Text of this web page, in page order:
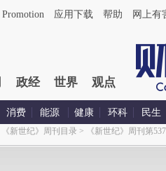
Promotion 应用下载 帮助 网上有
政经 世界 观点
消费 能源 健康 环科 民生
《新世纪》周刊目录> 《新世纪》周刊第